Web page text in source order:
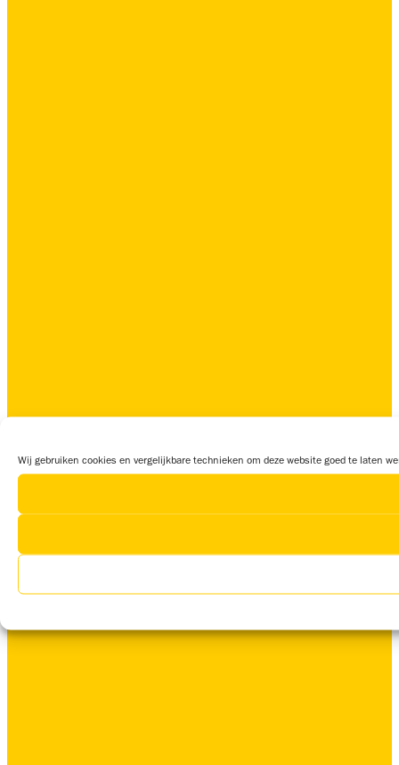
Wij gebruiken cookies en vergelijkbare technieken om deze website goed te laten